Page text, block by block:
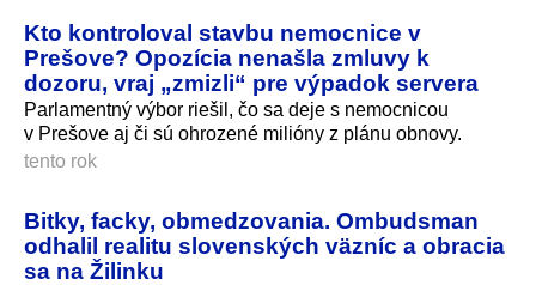
Kto kontroloval stavbu nemocnice v
Prešove? Opozícia nenašla zmluvy k
dozoru, vraj „zmizli“ pre výpadok servera
Parlamentný výbor riešil, čo sa deje s nemocnicou
v Prešove aj či sú ohrozené milióny z plánu obnovy.
tento rok
Bitky, facky, obmedzovania. Ombudsman
odhalil realitu slovenských väzníc a obracia
sa na Žilinku